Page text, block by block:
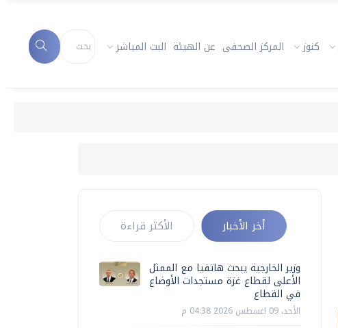
كنوز المركز الصحفى عن الهيئة البث المباشر
أخر الأخبار الأكثر قراءة
وزير الخارجية يبحث هاتفيا مع الممثل
الأعلى لقطاع غزة مستجدات الأوضاع
في القطاع
الأحد، 09 اغسطس 2026 04:38 م